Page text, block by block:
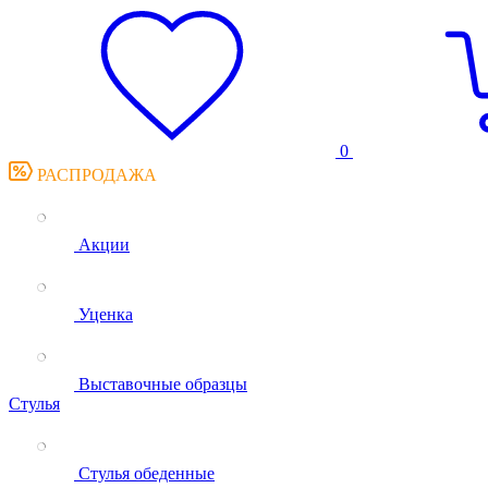
0
РАСПРОДАЖА
Акции
Уценка
Выставочные образцы
Стулья
Стулья обеденные